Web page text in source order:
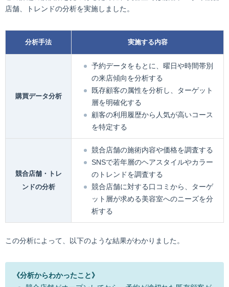
店舗、トレンドの分析を実施しました。
分析手法 実施する内容
購買データ分析
予約データをもとに、曜日や時間帯別
の来店傾向を分析する
既存顧客の属性を分析し、ターゲット
層を明確化する
顧客の利用履歴から人気が高いコース
を特定する
競合店舗・トレ
ンドの分析
競合店舗の施術内容や価格を調査する
SNSで若年層のヘアスタイルやカラー
のトレンドを調査する
競合店舗に対する口コミから、ターゲ
ット層が求める美容室へのニーズを分
析する
この分析によって、以下のような結果がわかりました。
《分析からわかったこと》